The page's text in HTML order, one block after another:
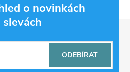
o novinkách
slevách
ODEBÍRAT